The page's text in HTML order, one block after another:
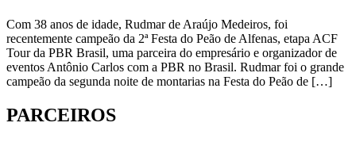
Com 38 anos de idade, Rudmar de Araújo Medeiros, foi
recentemente campeão da 2ª Festa do Peão de Alfenas, etapa ACF
Tour da PBR Brasil, uma parceira do empresário e organizador de
eventos Antônio Carlos com a PBR no Brasil. Rudmar foi o grande
campeão da segunda noite de montarias na Festa do Peão de […]
PARCEIROS